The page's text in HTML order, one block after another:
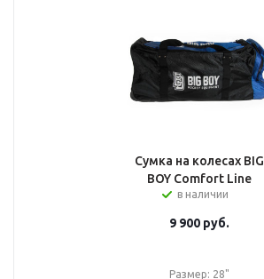
Сумка на колесах BIG
BOY Comfort Line
в наличии
9 900руб.
Размер: 28"